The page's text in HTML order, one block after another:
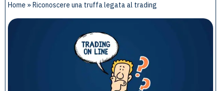
Home » Riconoscere una truffa legata al trading